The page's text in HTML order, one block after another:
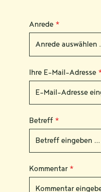
Anrede *
Ihre E-Mail-Adresse
Betreff *
Kommentar *